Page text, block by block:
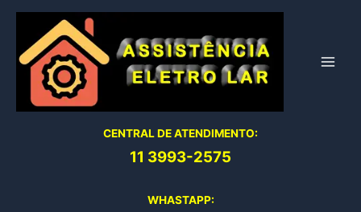
conteúdo
CENTRAL DE ATENDIMENTO:
11 3993-2575
WHASTAPP: